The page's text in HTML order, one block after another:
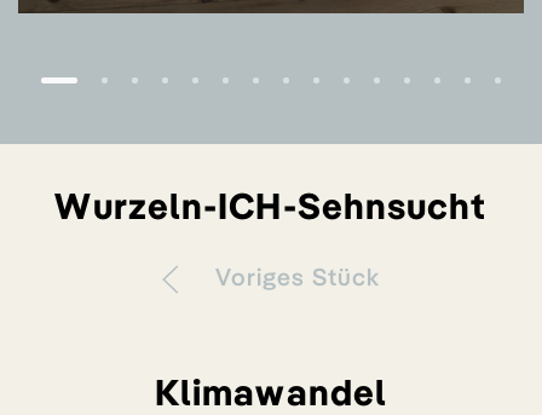
Wurzeln-ICH-Sehnsucht
Voriges Stück
Klimawandel